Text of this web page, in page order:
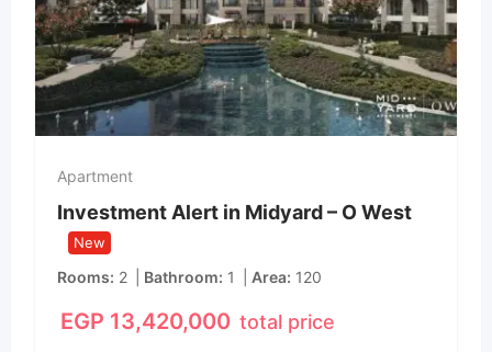
Apartment
Investment Alert in Midyard – O West
New
Rooms 2 Bathroom 1 Area 120
EGP 13,420,000 total price